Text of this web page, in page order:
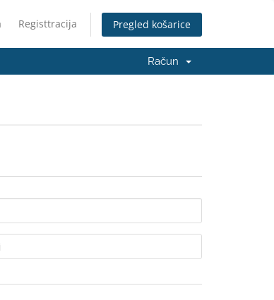
Registtracija Pregled košarice
Račun